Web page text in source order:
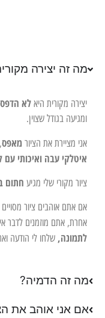
מה זה יצירה
יצירה מקורית היא לא הדפס
ומגיעה בגודל שצוין.
אני מציירת את הציור מאפס
איטלקי עבה ואיכותי
ציור מקורי שלי מגיע חתום
אם אתם אוהבים ציור
אחרת, אתם מוזמנים לדבר
לתמונה, שלחו לי הודעה
מה זה הדמיה?
אם אני אוהב את